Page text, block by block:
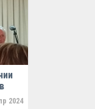
2024